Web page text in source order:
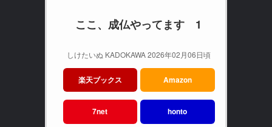
ここ、成仏やってます 1
しけたいぬ KADOKAWA 2026年02月06日頃
楽天ブックス Amazon
7net honto